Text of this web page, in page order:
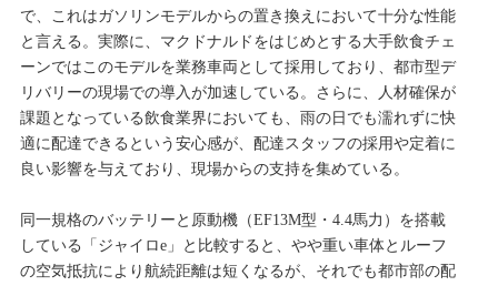
で、これはガソリンモデルからの置き換えにおいて十分な性能
と言える。実際に、マクドナルドをはじめとする大手飲食チェ
ーンではこのモデルを業務車両として採用しており、都市型デ
リバリーの現場での導入が加速している。さらに、人材確保が
課題となっている飲食業界においても、雨の日でも濡れずに快
適に配達できるという安心感が、配達スタッフの採用や定着に
良い影響を与えており、現場からの支持を集めている。
同一規格のバッテリーと原動機（EF13M型・4.4馬力）を搭載
している「ジャイロe」と比較すると、やや重い車体とルーフ
の空気抵抗により航続距離は短くなるが、それでも都市部の配